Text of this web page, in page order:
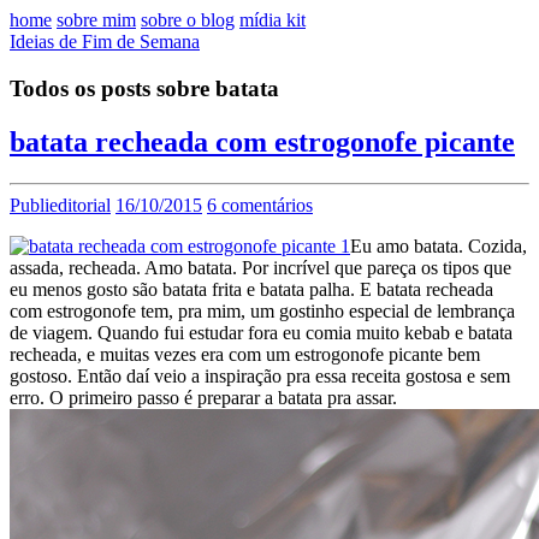
home sobre mim sobre o blog mídia kit
Ideias de Fim de Semana
Todos os posts sobre batata
batata recheada com estrogonofe picante
Publieditorial 16/10/2015 6 comentários
Eu amo batata. Cozida,
assada, recheada. Amo batata. Por incrível que pareça os tipos que
eu menos gosto são batata frita e batata palha. E batata recheada
com estrogonofe tem, pra mim, um gostinho especial de lembrança
de viagem. Quando fui estudar fora eu comia muito kebab e batata
recheada, e muitas vezes era com um estrogonofe picante bem
gostoso. Então daí veio a inspiração pra essa receita gostosa e sem
erro. O primeiro passo é preparar a batata pra assar.